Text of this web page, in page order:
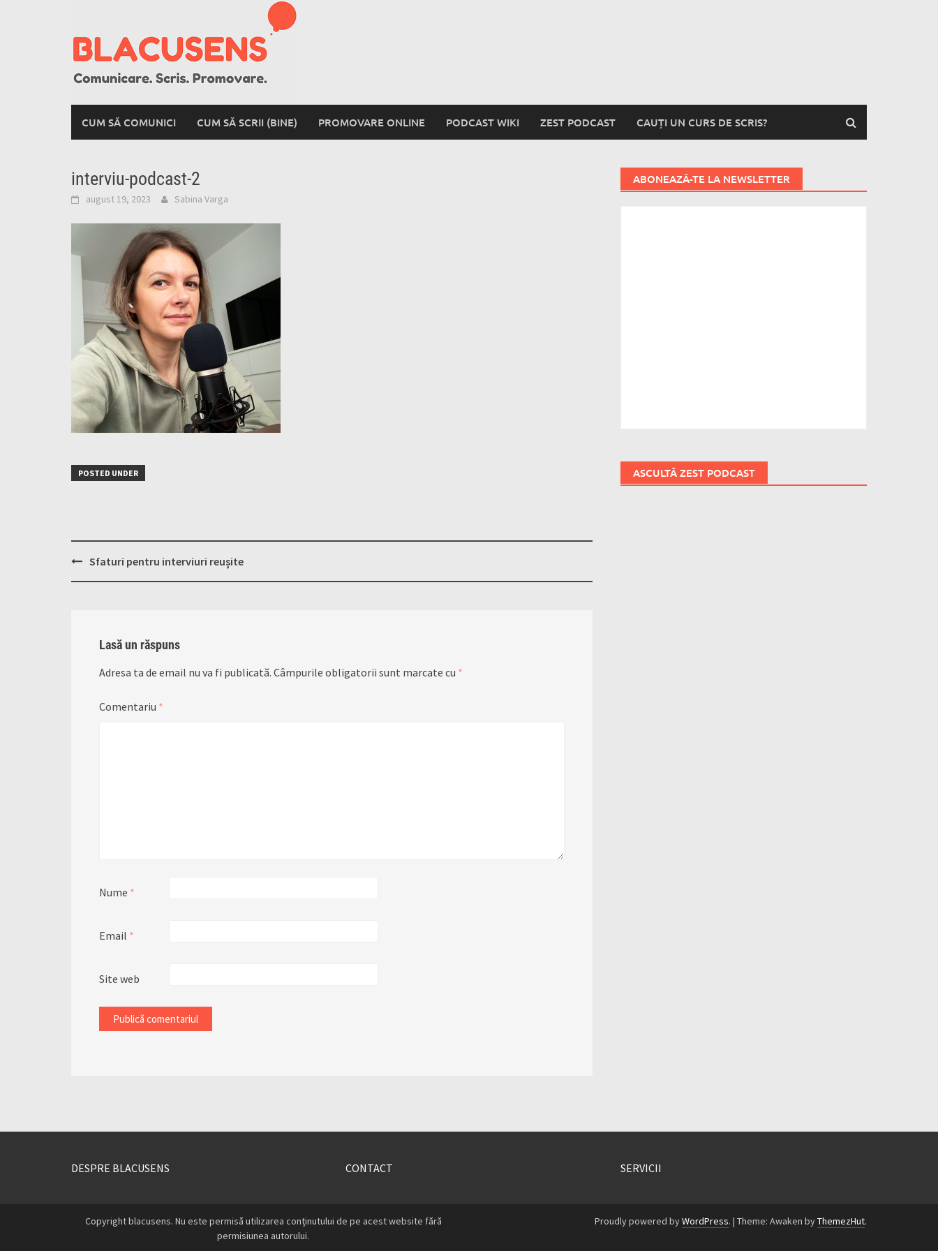
CUM SĂ COMUNICI CUM SĂ SCRII (BINE) PROMOVARE ONLINE PODCAST WIKI ZEST PODCAST CAUȚI UN CURS DE SCRIS?
interviu-podcast-2
august 19, 2023 Sabina Varga
POSTED UNDER
PostSfaturi pentru interviuri reușite
Lasă un răspuns
Adresa ta de email nu va fi publicată. Câmpurile obligatorii sunt marcate cu *
Comentariu *
Nume *
Email *
Site web
ABONEAZĂ-TE LA NEWSLETTER
ASCULTĂ ZEST PODCAST
DESPRE BLACUSENS CONTACT SERVICII
Copyright blacusens. Nu este permisă utilizarea conținutului de pe acest website fără
permisiunea autorului.
Proudly powered byWordPress. | Theme: Awaken byThemezHut.